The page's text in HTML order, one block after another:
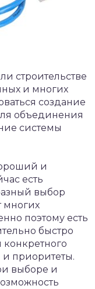
строительстве
и многих
создание
объединения
системы
и
есть
выбор
многих
поэтому есть
быстро
и приоритеты.
выборе и